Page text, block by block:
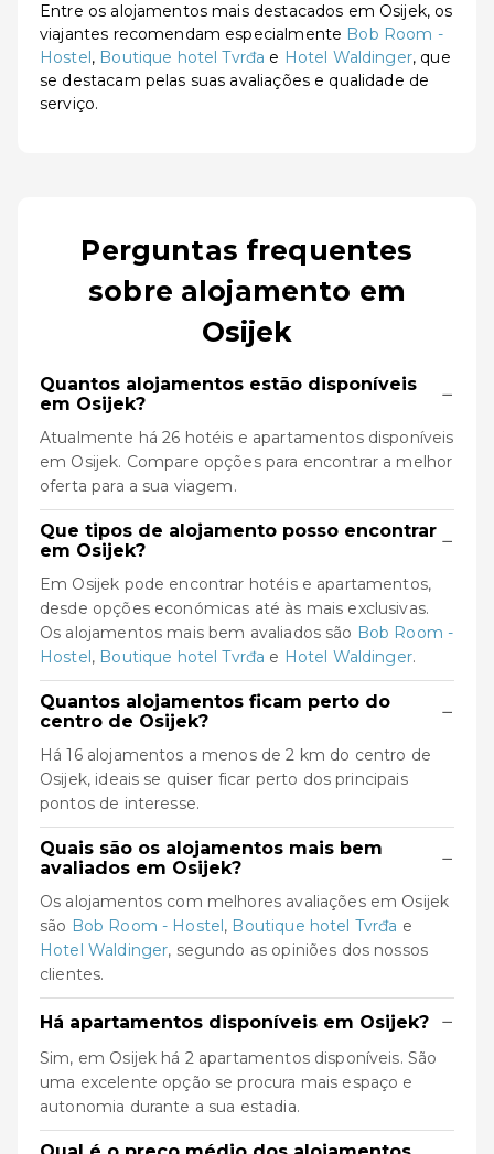
Entre os alojamentos mais destacados em Osijek, os
viajantes recomendam especialmente Bob Room -
Hostel, Boutique hotel Tvrđa e Hotel Waldinger, que
se destacam pelas suas avaliações e qualidade de
serviço.
Perguntas frequentes
sobre alojamento em
Osijek
Quantos alojamentos estão disponíveis
em Osijek?
−
Atualmente há 26 hotéis e apartamentos disponíveis
em Osijek. Compare opções para encontrar a melhor
oferta para a sua viagem.
Que tipos de alojamento posso encontrar
em Osijek?
−
Em Osijek pode encontrar hotéis e apartamentos,
desde opções económicas até às mais exclusivas.
Os alojamentos mais bem avaliados são Bob Room -
Hostel, Boutique hotel Tvrđa e Hotel Waldinger.
Quantos alojamentos ficam perto do
centro de Osijek?
−
Há 16 alojamentos a menos de 2 km do centro de
Osijek, ideais se quiser ficar perto dos principais
pontos de interesse.
Quais são os alojamentos mais bem
avaliados em Osijek?
−
Os alojamentos com melhores avaliações em Osijek
são Bob Room - Hostel, Boutique hotel Tvrđa e
Hotel Waldinger, segundo as opiniões dos nossos
clientes.
Há apartamentos disponíveis em Osijek? −
Sim, em Osijek há 2 apartamentos disponíveis. São
uma excelente opção se procura mais espaço e
autonomia durante a sua estadia.